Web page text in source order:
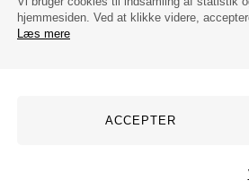
hjemmesiden. Ved at klikke videre,
Læs mere